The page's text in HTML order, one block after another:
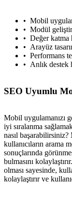
Mobil
Modül
Değer katma
Arayüz
Performans
Anlık destek
SEO Uyumlu
Mobil uygulamanızı
iyi sıralanma
nasıl
kullanıcıların arama
sonuçlarında
bulmasını
olması sayesinde,
kolaylaştırır ve